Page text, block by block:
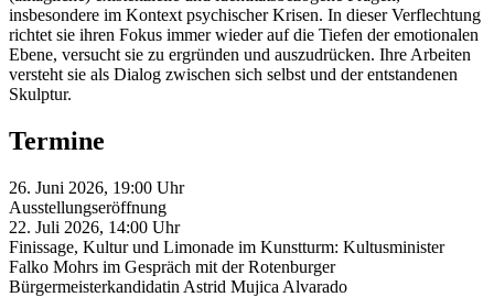
insbesondere im Kontext psychischer Krisen. In dieser Verflechtung
richtet sie ihren Fokus immer wieder auf die Tiefen der emotionalen
Ebene, versucht sie zu ergründen und auszudrücken. Ihre Arbeiten
versteht sie als Dialog zwischen sich selbst und der entstandenen
Skulptur.
Termine
26. Juni 2026, 19:00 Uhr
Ausstellungseröffnung
22. Juli 2026, 14:00 Uhr
Finissage, Kultur und Limonade im Kunstturm: Kultusminister
Falko Mohrs im Gespräch mit der Rotenburger
Bürgermeisterkandidatin Astrid Mujica Alvarado